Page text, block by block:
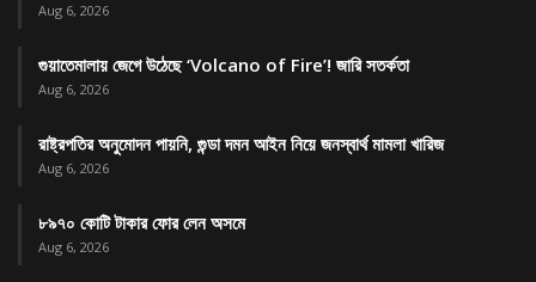
Aug 6, 2026
গুয়াতেমালায় জেগে উঠেছে ‘Volcano of Fire’! জারি সতর্কতা
Aug 6, 2026
রাষ্ট্রপতির অনুমোদন পায়নি, গুন্ডা দমন আইন নিয়ে জনস্বার্থ মামলা খারিজ
Aug 6, 2026
৮৯৭০ কোটি টাকার ফোর লেন অসমে
Aug 6, 2026